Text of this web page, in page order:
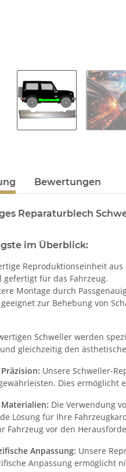
Bewertungen
Reparaturblech
im Überblick:
Reproduktionseinheit
gefertigt für das Fahrzeug.
Montage durch
zur Behebung von
Schweller werden
gleichzeitig den
Unsere Schweller-
Dies
Die Verwendung
Lösung für Ihre
Fahrzeug vor den
Anpassung: Unsere
Anpassung ermöglicht